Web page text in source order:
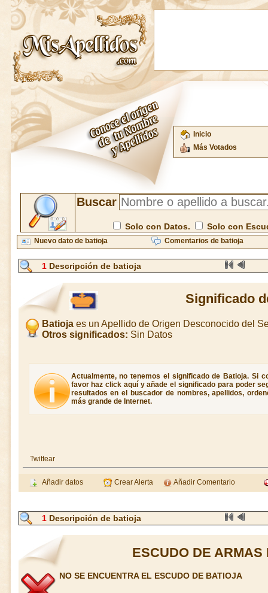
Inicio
Más Votados
Buscar
Solo con Datos. Solo con
Nuevo dato de batioja Comentarios de batioja
1 Descripción de batioja
Significado
Batiojaes un Apellido de Origen Desconocido del
Otros significados: Sin Datos
Actualmente, no tenemos el significado de Batioja. Si
favor haz click aquí y añade el significado para poder
resultados en el buscador de nombres, apellidos,
más grande de Internet.
Twittear
Añadir datos Crear Alerta Añadir Comentario
1 Descripción de batioja
ESCUDO DE ARMAS
NO SE ENCUENTRA EL ESCUDO DE BATIOJA